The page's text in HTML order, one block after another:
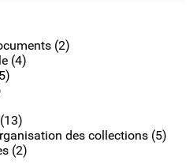
(2)
(4)
des collections (5)
(2)